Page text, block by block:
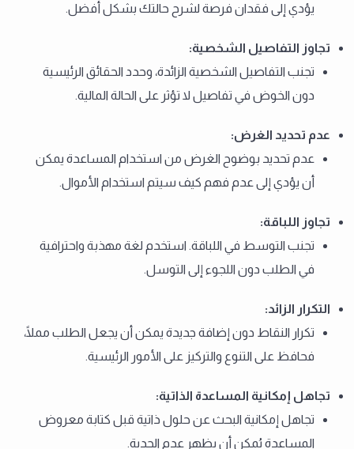
يؤدي إلى فقدان فرصة لشرح حالتك بشكل أفضل.
تجاوز التفاصيل الشخصية:
تجنب التفاصيل الشخصية الزائدة، وحدد الحقائق الرئيسية
دون الخوض في تفاصيل لا تؤثر على الحالة المالية.
عدم تحديد الغرض:
عدم تحديد بوضوح الغرض من استخدام المساعدة يمكن
أن يؤدي إلى عدم فهم كيف سيتم استخدام الأموال.
تجاوز اللباقة:
تجنب التوسط في اللباقة. استخدم لغة مهذبة واحترافية
في الطلب دون اللجوء إلى التوسل.
التكرار الزائد:
تكرار النقاط دون إضافة جديدة يمكن أن يجعل الطلب مملًا،
فحافظ على التنوع والتركيز على الأمور الرئيسية.
تجاهل إمكانية المساعدة الذاتية:
تجاهل إمكانية البحث عن حلول ذاتية قبل كتابة معروض
المساعدة يُمكن أن يظهر عدم الجدية.